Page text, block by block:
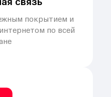
покрытием и
по всей